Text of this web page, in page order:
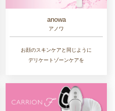
anowa
アノワ
お顔のスキンケアと同じように
デリケートゾーンケアを